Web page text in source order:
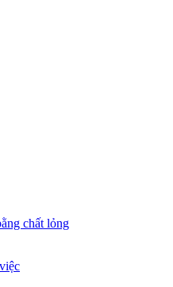
chất lỏng